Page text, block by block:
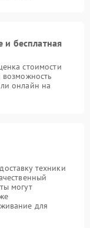
и бесплатная
стоимости
возможность
онлайн на
техники
могут
для